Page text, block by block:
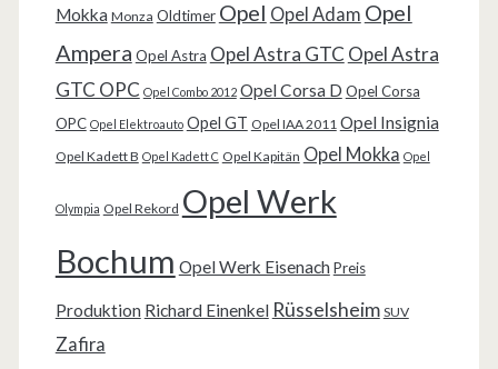
Mokka Monza Oldtimer Opel Opel Adam Opel
Ampera Opel Astra Opel Astra GTC Opel Astra
GTC OPC Opel Combo 2012 Opel Corsa D Opel Corsa
OPC Opel Elektroauto Opel GT Opel IAA 2011 Opel Insignia
Opel Kadett B Opel Kadett C Opel Kapitän Opel Mokka Opel
Olympia Opel Rekord Opel Werk
Bochum Opel Werk Eisenach Preis
Produktion Richard Einenkel Rüsselsheim SUV
Zafira